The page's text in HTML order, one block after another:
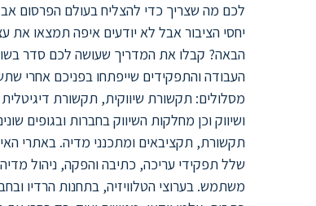
לכם מה שצריך כדי להצליח בעולם הפרסום
יחסי הציבור אבל לא יודעים איפה תמצאו את
הבאה? קבלו את המדריך שעושה לכם סדר
העבודה והתפקידים שייפתחו בפניכם אחרי
מסלולים: תקשורת שיווקית, תקשורת דיגיטלית
ושיווק וכן מחלקות השיווק בחברות ובגופים
תקשורת, תקציבאים ומתכנני מדיה. באתרי
שלל תפקידי עריכה, כתיבה והפקה, ניהול מדיה
משתמש. בערוצי הטלוויזיה, בתחנות הרדיו